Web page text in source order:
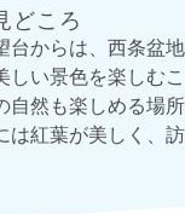
どころ
台からは、西条盆
しい景色を楽しむ
自然も楽しめる場
は紅葉が美しく、